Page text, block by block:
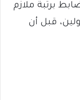
برتبة ملازم
قبل أن